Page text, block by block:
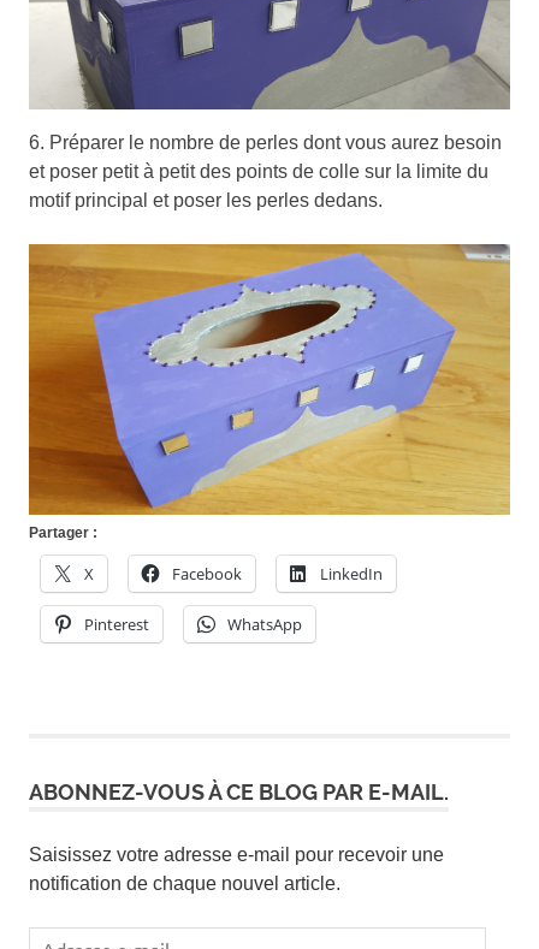
6. Préparer le nombre de perles dont vous aurez besoin
et poser petit à petit des points de colle sur la limite du
motif principal et poser les perles dedans.
Partager :
X Facebook LinkedIn
Pinterest WhatsApp
ABONNEZ-VOUS À CE BLOG PAR E-MAIL.
Saisissez votre adresse e-mail pour recevoir une
notification de chaque nouvel article.
Adresse